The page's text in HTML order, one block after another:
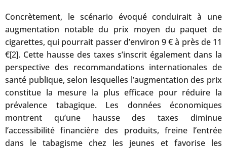
Concrètement, le scénario évoqué conduirait à une
augmentation notable du prix moyen du paquet de
cigarettes, qui pourrait passer d’environ 9 € à près de 11
€[2]. Cette hausse des taxes s’inscrit également dans la
perspective des recommandations internationales de
santé publique, selon lesquelles l’augmentation des prix
constitue la mesure la plus efficace pour réduire la
prévalence tabagique. Les données économiques
montrent qu’une hausse des taxes diminue
l’accessibilité financière des produits, freine l’entrée
dans le tabagisme chez les jeunes et favorise les